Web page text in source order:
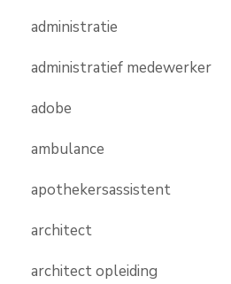
administratie
administratief medewerker
adobe
ambulance
apothekersassistent
architect
architect opleiding